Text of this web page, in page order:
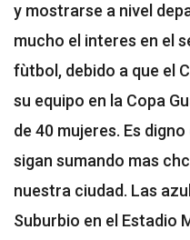
y mostrarse a nivel
mucho el interes en el
fùtbol, debido a que el
su equipo en la Copa
de 40 mujeres. Es
sigan sumando mas
nuestra ciudad. Las
Suburbio en el Estadio